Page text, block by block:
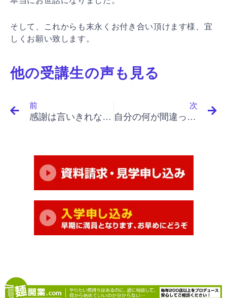
そして、これからも末永くお付き合い頂けます様、宜
しくお願い致します。
他の受講生の声も見る
前
感謝は言いきれないほどありますが、今まで勉強してこんな気持ちも初めてです。
次
自分の何が間違っているかの指摘を具体的に受けられた。